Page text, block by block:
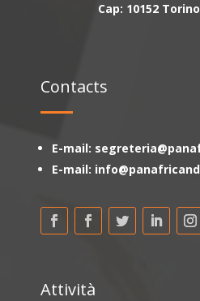
Cap: 10152 Torino
Contacts
E-mail:
E-mail:
Attività